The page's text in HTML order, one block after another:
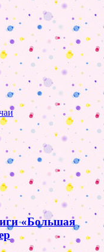
«Большая